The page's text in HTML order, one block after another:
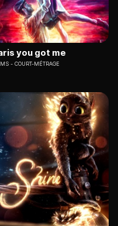
you got me
COURT-MÉTRAGE